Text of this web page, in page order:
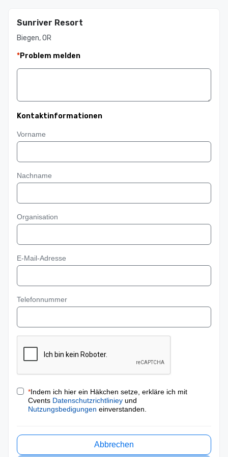
Sunriver Resort
Biegen, OR
*Problem melden
Kontaktinformationen
Vorname
Nachname
Organisation
E-Mail-Adresse
Telefonnummer
*Indem ich hier ein Häkchen setze, erkläre ich mit
Cvents Datenschutzrichtliniey und
Nutzungsbedigungen einverstanden.
Abbrechen